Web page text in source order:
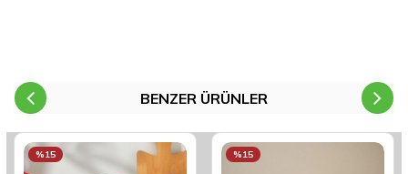
BENZER ÜRÜNLER
%15 %15